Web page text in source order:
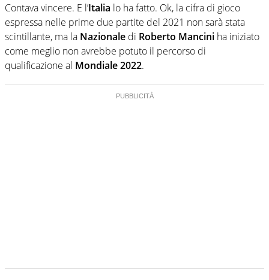
Contava vincere. E l’Italia lo ha fatto. Ok, la cifra di gioco
espressa nelle prime due partite del 2021 non sarà stata
scintillante, ma la Nazionale di Roberto Mancini ha iniziato
come meglio non avrebbe potuto il percorso di
qualificazione al Mondiale 2022.